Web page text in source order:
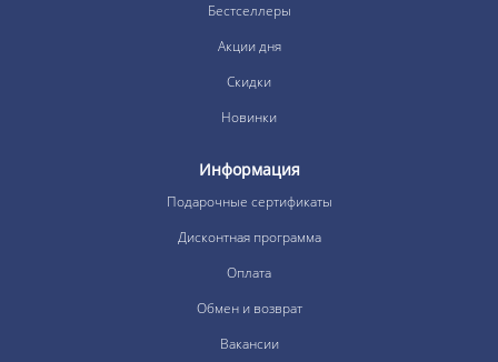
Бестселлеры
Акции дня
Скидки
Новинки
Информация
Подарочные сертификаты
Дисконтная программа
Оплата
Обмен и возврат
Вакансии